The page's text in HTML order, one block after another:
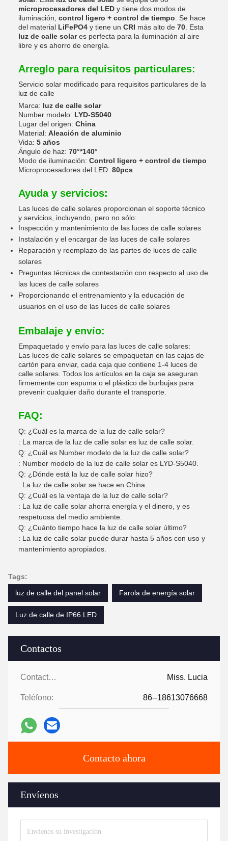
Contactos
Contactos: Miss. Lucia
Teléfono: 86--18613076668
Contacto ahora
Envíenos
microprocesadores del LED y tiene dos modos de
iluminación, control ligero + control de tiempo . Se hace
del material LiFePO4 y tiene un CRI más alto de 70 . Esta
luz de calle solares perfecta para la iluminación al aire
libre y es ahorro de energía.
Arreglo para requisitos particulares:
Servicio solar modificado para requisitos particulares de la
luz de calle
Marca: luz de calle solar
Number modelo: LYD-S5040
Lugar del origen: China
Material: Aleación de aluminio
Vida: 5 años
Ángulo de haz: 70°*140°
Modo de iluminación: Control ligero + control de tiempo
Microprocesadores del LED: 80pcs
Ayuda y servicios:
Las luces de calle solares proporcionan el soporte técnico
y servicios, incluyendo, pero no sólo:
Inspección y mantenimiento de las luces de calle solares
Instalación y el encargar de las luces de calle solares
Reparación y reemplazo de las partes de luces de calle
solares
Preguntas técnicas de contestación con respecto al uso de
las luces de calle solares
Proporcionando el entrenamiento y la educación de
usuarios en el uso de las luces de calle solares
Embalaje y envío:
Empaquetado y envío para las luces de calle solares:
Las luces de calle solares se empaquetan en las cajas de
cartón para enviar, cada caja que contiene 1-4 luces de
calle solares. Todos los artículos en la caja se aseguran
firmemente con espuma o el plástico de burbujas para
prevenir cualquier daño durante el transporte.
FAQ:
Q: ¿Cuál es la marca de la luz de calle solar?
: La marca de la luz de calle solar es luz de calle solar.
Q: ¿Cuál es Number modelo de la luz de calle solar?
: Number modelo de la luz de calle solar es LYD-S5040.
Q: ¿Dónde está la luz de calle solar hizo?
: La luz de calle solar se hace en China.
Q: ¿Cuál es la ventaja de la luz de calle solar?
: La luz de calle solar ahorra energía y el dinero, y es
respetuosa del medio ambiente.
Q: ¿Cuánto tiempo hace la luz de calle solar último?
: La luz de calle solar puede durar hasta 5 años con uso y
mantenimiento apropiados.
Tags:
luz de calle del panel solar
Farola de energía solar
Luz de calle de IP66 LED